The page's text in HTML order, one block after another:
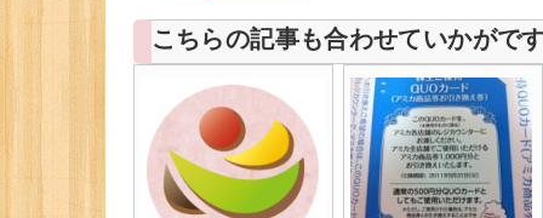
こちらの記事も合わせていかがで